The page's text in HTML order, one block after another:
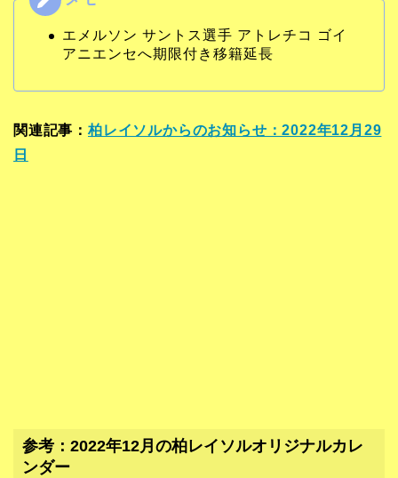
エメルソン サントス選手 アトレチコ ゴイ
アニエンセへ期限付き移籍延長
関連記事：柏レイソルからのお知らせ：2022年12月29
日
参考：2022年12月の柏レイソルオリジナルカレ
ンダー